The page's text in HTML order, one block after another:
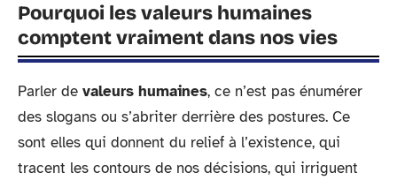
Pourquoi les valeurs humaines
comptent vraiment dans nos vies
Parler de valeurs humaines, ce n’est pas énumérer
des slogans ou s’abriter derrière des postures. Ce
sont elles qui donnent du relief à l’existence, qui
tracent les contours de nos décisions, qui irriguent